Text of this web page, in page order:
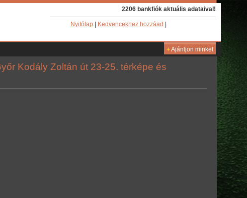
2206 bankfiók aktuális adataival!
Nyitólap Kedvencekhez hozzáad
+Ajánljon minket
Kodály Zoltán út 23-25. térképe és